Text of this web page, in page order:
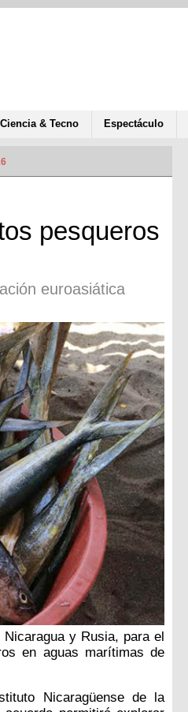
Ciencia & Tecno Espectáculo
pesqueros
euroasiática
y Rusia, para el
en aguas marítimas de
Nicaragüense de la